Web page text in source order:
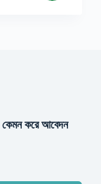
করে আবেদন